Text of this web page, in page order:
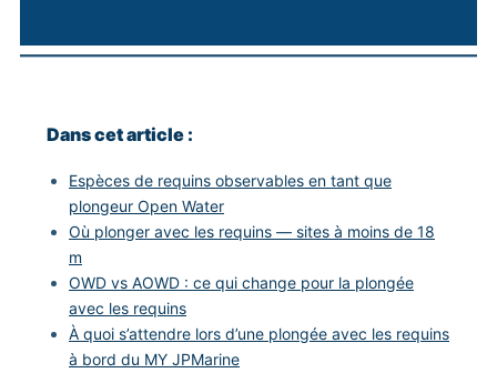
Dans cet article :
Espèces de requins observables en tant que
plongeur Open Water
Où plonger avec les requins — sites à moins de 18
m
OWD vs AOWD : ce qui change pour la plongée
avec les requins
À quoi s’attendre lors d’une plongée avec les requins
à bord du MY JPMarine